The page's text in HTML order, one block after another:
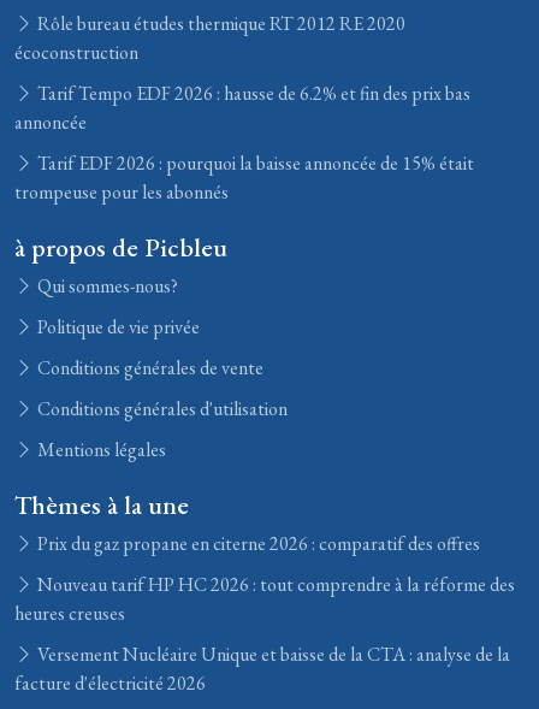
Rôle bureau études thermique RT 2012 RE 2020
écoconstruction
Tarif Tempo EDF 2026 : hausse de 6.2% et fin des prix bas
annoncée
Tarif EDF 2026 : pourquoi la baisse annoncée de 15% était
trompeuse pour les abonnés
à propos de Picbleu
Qui sommes-nous?
Politique de vie privée
Conditions générales de vente
Conditions générales d'utilisation
Mentions légales
Thèmes à la une
Prix du gaz propane en citerne 2026 : comparatif des offres
Nouveau tarif HP HC 2026 : tout comprendre à la réforme des
heures creuses
Versement Nucléaire Unique et baisse de la CTA : analyse de la
facture d'électricité 2026